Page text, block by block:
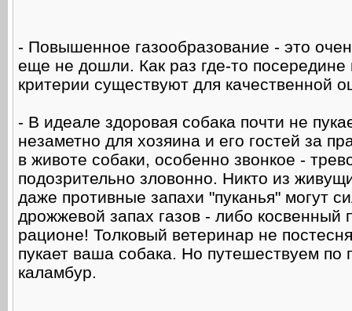
- Повышенное газообразование - это
еще не дошли. Как раз где-то
критерии существуют для качественной
- В идеале здоровая собака почти не
незаметно для хозяина и его гостей за
в животе собаки, особенно звонкое -
подозрительно зловонно. Никто из
даже противные запахи "пуканья" могут
дрожжевой запах газов - либо косвенный
рационе! Толковый ветеринар не
пукает ваша собака. Но путешествуем
каламбур.